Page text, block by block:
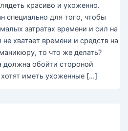
красиво и ухоженно.
специально для того, чтобы
затратах времени и сил на
хватает времени и средств на
то что же делать?
должна обойти стороной
иметь ухоженные […]